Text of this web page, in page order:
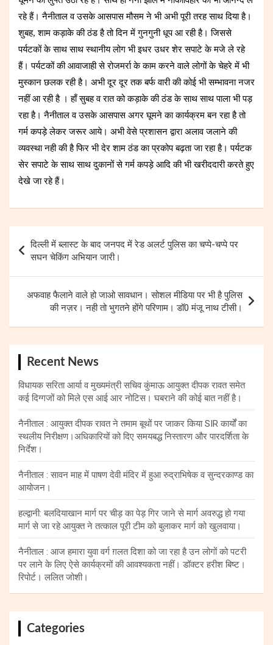
रहे हैं। नैनीताल व उसके आसपास मौसम ने भी अभी पूरी तरह साथ दिया है।
शुबह, शाम कड़ाके की ठंड है तो दिन में गुनगुनी धूप आ रही है। जिससे
पर्यटकों के साथ साथ स्थानीय लोग भी इधर उधर शेर सपाटे के मजे ले रहे
हैं। पर्यटकों की आवाजाही से रोजमर्रा के काम करने वाले लोगों के चेहरे में भी
मुस्कान छलक रही है। अभी दूर दूर तक बर्फ वारी की कोई भी सम्भावना नजर
नहीं आ रही है । हाँ सुबह व रात को कड़ाके की ठंड के साथ साथ पाला भी पड़
रहा है। नैनीताल व उसके आसपास अगर घूमने का कार्यक्रम बन रहा है तो
गर्म कपड़े लेकर जरूर आये। अभी वेसे प्रशासन द्वारा अलाव जलाने की
व्यवस्था नही की है फिर भी देर शाम ठंड का प्रकोप बढ़ता जा रहा है। पर्यटक
सेर सपाटे के साथ साथ दुकानों से गर्म कपड़े आदि की भी खरीददारी करते हुए
देखे जा रहे हैं।
navigation
दिल्ली में ब्लास्ट के बाद जनपद में रेड अलर्ट पुलिस का चप्पे-चप्पे पर
सघन चेकिंग अभियान जारी।
अफवाह फैलाने वाले हो जाओ सावधान। सोशल मीडिया पर भी है पुलिस
की नज़र। नही तो भुगतने होंगे परिणाम। डॉ0 मंजू नाथ टीसी।
Recent News
विधायक सरिता आर्या व मुख्यमंत्री सचिव कुंमाऊ आयुक्त दीपक रावत समेत
कई दिग्गजों को मिले एस आई आर नोटिस। घबराने की कोई बात नहीं है।
नैनीताल : आयुक्त दीपक रावत ने तमाम बूथों पर जाकर किया SIR कार्यों का
स्थलीय निरीक्षण।अधिकारियों को दिए समयबद्ध निस्तारण और पारदर्शिता के
निर्देश।
नैनीताल : सावन माह में पाषण देवी मंदिर में हुआ रुद्राभिषेक व सुन्दरकाण्ड का
आयोजन।
हल्द्वानी: बलदियाखान मार्ग पर चीड़ का पेड़ गिर जाने से मार्ग अवरुद्ध हो गया
मार्ग से जा रहे आयुक्त ने तत्काल पूरी टीम को बुलाकर मार्ग को खुलवाया।
नैनीताल : आज हमारा युवा वर्ग ग़लत दिशा को जा रहा है उन लोगों को पटरी
पर लाने के लिए ऐसे कार्यक्रमों की आवश्यकता नहीं। डॉक्टर हरीश बिष्ट।
रिपोर्ट। ललित जोशी।
Categories